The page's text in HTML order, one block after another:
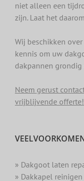
niet alleen een
zijn. Laat het
Wij beschikken
kennis om uw
dakpannen
Neem gerust
vrijblijvende offerte!
» Dakgoot laten
» Dakkapel reinigen